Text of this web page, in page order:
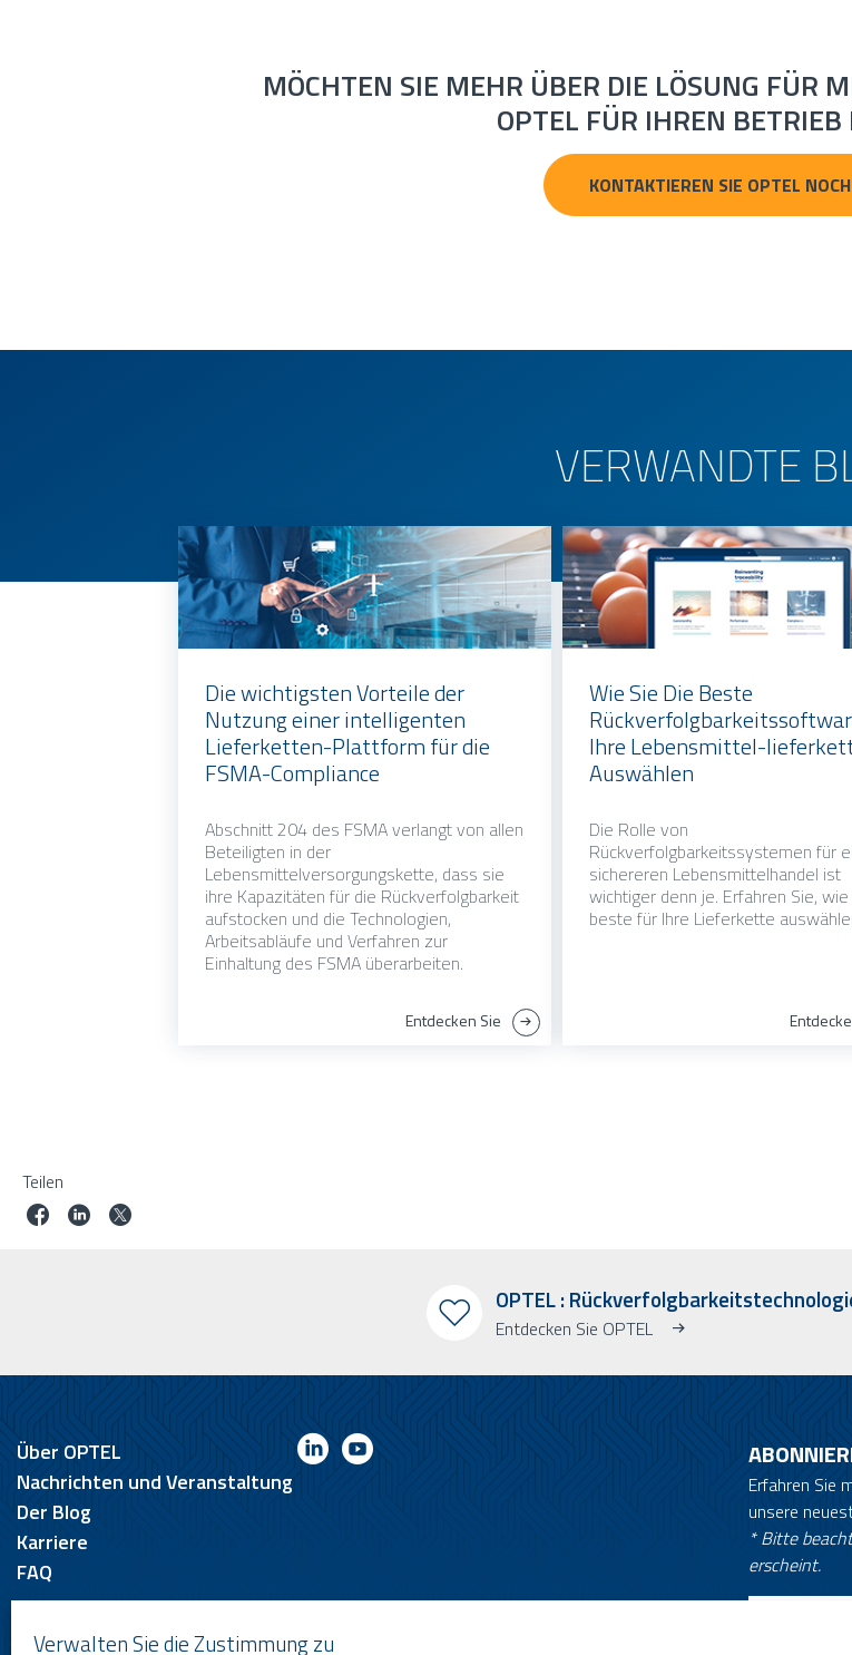
Verwalten Sie die Zustimmung zu
MÖCHTEN SIE MEHR ÜBER DIE LÖSUNG FÜR
OPTEL FÜR IHREN BETRIEB
KONTAKTIEREN SIE OPTEL
VERWANDTE
Die wichtigsten Vorteile der
Nutzung einer intelligenten
Lieferketten-Plattform für die
FSMA-Compliance
Abschnitt 204 des FSMA verlangt von allen
Beteiligten in der
Lebensmittelversorgungskette, dass sie
ihre Kapazitäten für die Rückverfolgbarkeit
aufstocken und die Technologien,
Arbeitsabläufe und Verfahren zur
Einhaltung des FSMA überarbeiten.
Entdecken Sie
Wie Sie Die Beste
Ihre Lebensmittel-
Auswählen
Die Rolle von
Rückverfolgbarkeitssystemen für
sichereren Lebensmittelhandel ist
wichtiger denn je. Erfahren Sie,
beste für Ihre Lieferkette
Teilen
OPTEL :
Entdecken Sie OPTEL
Über OPTEL
Nachrichten und Veranstaltung
Der Blog
Karriere
FAQ
Erfahren Sie
unsere
* Bitte
erscheint.
Email